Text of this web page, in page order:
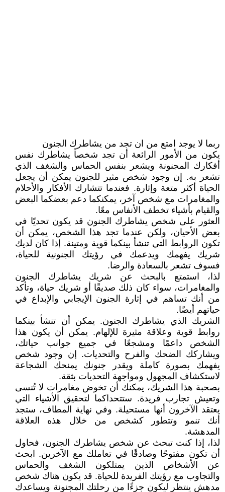
ربما لا يوجد امتع من ان تجد من يشاطرك الجنون
يكون من الأمور الرائعة أن تجد شخصاً يشاطرك نفس
أفكارك المجنونة ويشعر بنفس الحماس والشغف الذي
تشعر به. إن وجود شخص مثير للجنون يمكن أن يجعل
الحياة أكثر متعة وإثارة. فعندما تتشارك الأفكار والأحلام
والمغامرات مع شخص آخر، يمكنكما دعم بعضكما البعض
والقيام بأشياء تخطف الأنفاس معًا.
العثور على شخص يشاطرك الجنون قد يكون تحديًا في
بعض الأحيان، ولكن عندما تجد هذا الشخص، يمكن أن
تكون الروابط التي تنشأ بينكما قوية ومتينة. إذا كان لديك
شريك يفهمك ويدعمك في رؤيتك الجنونية للحياة،
فسوف تشعر بالسعادة والرضا.
لذا، استمتع بالبحث عن شريك يشاطرك الجنون
والمغامرات، سواء كان ذلك صديقًا أو شريك حياة، وتأكد
من أنك تساهم في إثارة الجنون الإيجابي والإبداع في
حياتهم أيضًا.
الشريك الذي يشاطرك الجنون. يمكن أن تنشأ بينكما
روابط قوية وعلاقة مثيرة للإلهام. يمكن أن يكون هذا
الشخص داعمًا ومشجعًا في جميع جوانب حياتك،
ويشاركك الضحك والفرح والتحديات. إن وجود شخص
يفهمك بصورة كاملة ويقدر جنونك يمنحك الشجاعة
لاستكشاف المجهول ومواجهة التحديات بثقة.
بصحبة هذا الشريك، يمكنك أن تخوض مغامرات لا تُنسى
وتعيش تجارب فريدة. ستتحداكما لتحقيق الأشياء التي
يعتقد الآخرون أنها مستحيلة. وفي نهاية المطاف، ستجد
أنك تنمو وتتطور كشخص من خلال هذه العلاقة
المدهشة.
لذا، إذا كنت تبحث عن شخص يشاطرك الجنون، فحاول
أن تكون مفتوحًا وصادقًا في تعاملك مع الآخرين. ابحث
عن الأشخاص الذين يمتلكون الشغف والحماس
والتجاوب مع رؤيتك الفريدة للحياة. قد يكون هناك شخص
مدهش ينتظر ليكون جزءًا من رحلتك المجنونة ويساعدك